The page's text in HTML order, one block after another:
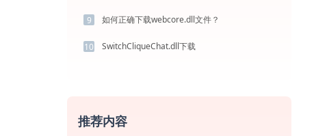
9 如何正确下载webcore.dll文件？
10 SwitchCliqueChat.dll下载
推荐内容